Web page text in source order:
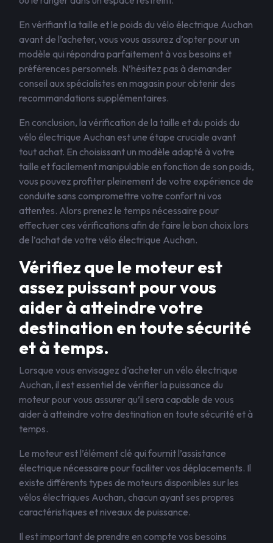
En vérifiant la taille et le poids du vélo électrique Auchan
avant de l’acheter, vous vous assurez d’opter pour un
modèle qui répondra parfaitement à vos besoins et
préférences personnels. N’hésitez pas à demander
conseil aux spécialistes en magasin pour obtenir des
recommandations supplémentaires.
En conclusion, la vérification de la taille et du poids du
vélo électrique Auchan est une étape cruciale avant
tout achat. En choisissant un modèle adapté à votre
taille et facilement manipulable en fonction de son poids,
vous pouvez profiter pleinement de votre expérience de
conduite sans compromettre votre confort ni vos
attentes. Alors prenez le temps nécessaire pour
effectuer ces vérifications afin de faire le bon choix lors
de l’achat de votre vélo électrique Auchan.
Vérifiez que le moteur est
assez puissant pour vous
aider à atteindre votre
destination en toute sécurité
et à temps.
Lorsque vous envisagez d’acheter un vélo électrique
Auchan, il est essentiel de vérifier la puissance du
moteur pour vous assurer qu’il sera capable de vous
aider à atteindre votre destination en toute sécurité et à
temps.
Le moteur est l’élément clé qui fournit l’assistance
électrique nécessaire pour faciliter vos déplacements. Il
existe différents types de moteurs disponibles sur les
vélos électriques Auchan, chacun ayant ses propres
caractéristiques et niveaux de puissance.
Il est important de prendre en compte vos besoins